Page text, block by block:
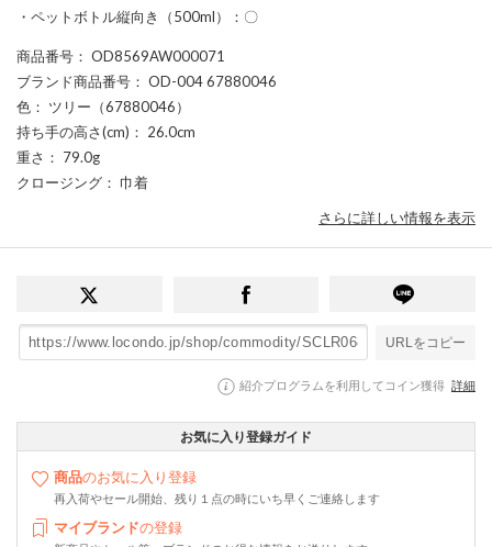
・ペットボトル縦向き（500ml）：〇
商品番号 ： OD8569AW000071
ブランド商品番号 ： OD-004 67880046
色 ： ツリー（67880046）
持ち手の高さ(cm) ： 26.0cm
重さ ： 79.0g
クロージング ： 巾着
さらに詳しい情報を表示
URLをコピー
紹介プログラムを利用してコイン獲得 詳細
お気に入り登録ガイド
商品のお気に入り登録
再入荷やセール開始、残り１点の時にいち早くご連絡します
マイブランドの登録